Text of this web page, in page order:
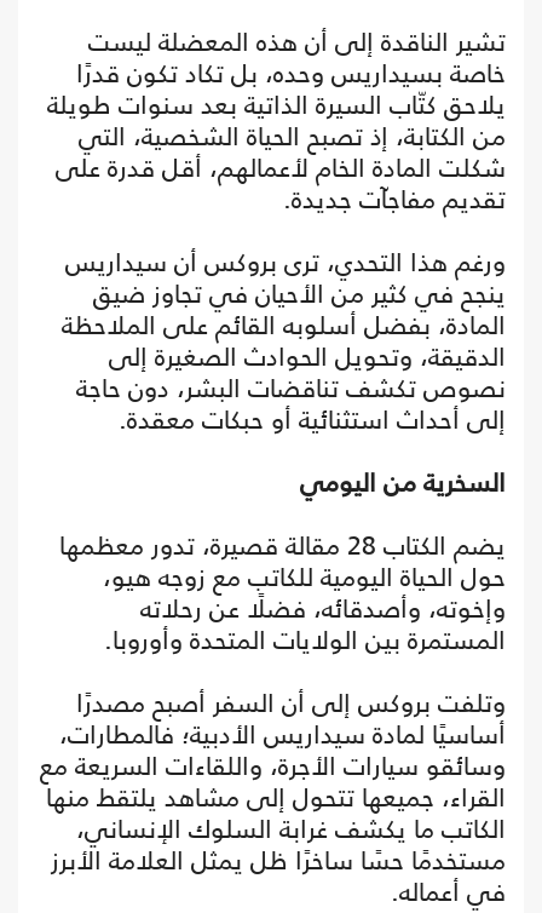
تشير الناقدة إلى أن هذه المعضلة ليست
خاصة بسيداريس وحده، بل تكاد تكون قدرًا
يلاحق كتّاب السيرة الذاتية بعد سنوات طويلة
من الكتابة، إذ تصبح الحياة الشخصية، التي
شكلت المادة الخام لأعمالهم، أقل قدرة على
تقديم مفاجآت جديدة.
ورغم هذا التحدي، ترى بروكس أن سيداريس
ينجح في كثير من الأحيان في تجاوز ضيق
المادة، بفضل أسلوبه القائم على الملاحظة
الدقيقة، وتحويل الحوادث الصغيرة إلى
نصوص تكشف تناقضات البشر، دون حاجة
إلى أحداث استثنائية أو حبكات معقدة.
السخرية من اليومي
يضم الكتاب 28 مقالة قصيرة، تدور معظمها
حول الحياة اليومية للكاتب مع زوجه هيو،
وإخوته، وأصدقائه، فضلًا عن رحلاته
المستمرة بين الولايات المتحدة وأوروبا.
وتلفت بروكس إلى أن السفر أصبح مصدرًا
أساسيًا لمادة سيداريس الأدبية؛ فالمطارات،
وسائقو سيارات الأجرة، واللقاءات السريعة مع
القراء، جميعها تتحول إلى مشاهد يلتقط منها
الكاتب ما يكشف غرابة السلوك الإنساني،
مستخدمًا حسًا ساخرًا ظل يمثل العلامة الأبرز
في أعماله.